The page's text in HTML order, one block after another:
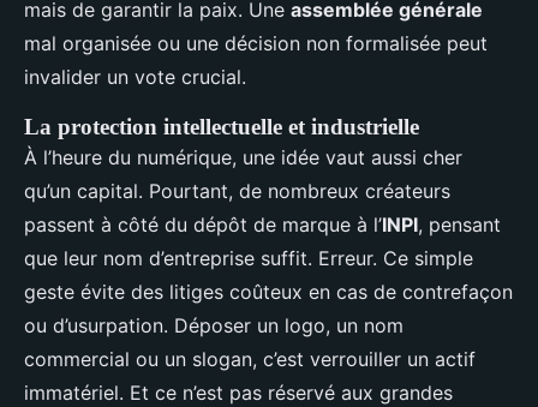
mais de garantir la paix. Une assemblée générale
mal organisée ou une décision non formalisée peut
invalider un vote crucial.
La protection intellectuelle et industrielle
À l’heure du numérique, une idée vaut aussi cher
qu’un capital. Pourtant, de nombreux créateurs
passent à côté du dépôt de marque à l’INPI, pensant
que leur nom d’entreprise suffit. Erreur. Ce simple
geste évite des litiges coûteux en cas de contrefaçon
ou d’usurpation. Déposer un logo, un nom
commercial ou un slogan, c’est verrouiller un actif
immatériel. Et ce n’est pas réservé aux grandes